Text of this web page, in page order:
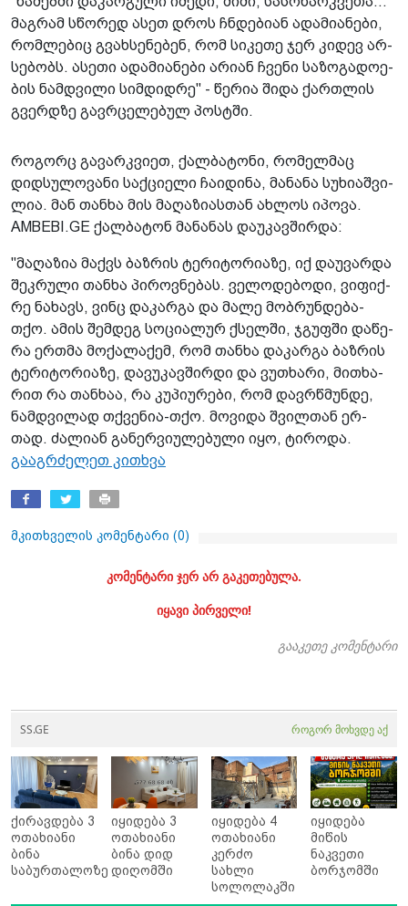
მაგ­რამ სწო­რედ ასეთ დროს ჩნდე­ბი­ან ადა­მი­ა­ნე­ბი,
რომ­ლე­ბიც გვახ­სე­ნე­ბენ, რომ სი­კე­თე ჯერ კი­დევ არ­
სე­ბობს. ასე­თი ადა­მი­ა­ნე­ბი არი­ან ჩვე­ნი სა­ზო­გა­დო­ე­
ბის ნამ­დვი­ლი სიმ­დიდ­რე" - წე­რია შიდა ქარ­თლის
გვერ­დზე გავ­რცე­ლე­ბულ პოს­ტში.
რო­გორც გა­ვარ­კვი­ეთ, ქალ­ბა­ტო­ნი, რო­მელ­მაც
დიდსუ­ლო­ვა­ნი საქ­ცი­ე­ლი ჩა­ი­დი­ნა, მა­ნა­ნა სუ­ხი­აშ­ვი­
ლია. მან თან­ხა მის მა­ღა­ზი­ას­თან ახ­ლოს იპო­ვა.
AMBEBI.GE ქალ­ბა­ტონ მა­ნა­ნას და­უ­კავ­შირ­და:
"მა­ღა­ზია მაქვს ბაზ­რის ტე­რი­ტო­რი­ა­ზე, იქ და­უ­ვარ­და
შეკ­რუ­ლი თან­ხა პი­როვ­ნე­ბას. ვე­ლო­დე­ბო­დი, ვი­ფიქ­
რე ნა­ხავს, ვინც და­კარ­გა და მალე მობ­რუნ­დე­ბა-
თქო. ამის შემ­დეგ სო­ცი­ა­ლურ ქსელ­ში, ჯგუფ­ში და­წე­
რა ერ­თმა მო­ქა­ლა­ქემ, რომ თან­ხა და­კარ­გა ბაზ­რის
ტე­რი­ტო­რი­ა­ზე, და­ვუ­კავ­შირ­დი და ვუ­თხა­რი, მი­თხა­
რით რა თან­ხაა, რა კუ­პი­უ­რე­ბი, რომ დავ­რწმუნ­დე,
ნამ­დვი­ლად თქვე­ნია-თქო. მო­ვი­და შვილ­თან ერ­
თად. ძა­ლი­ან გა­ნერ­ვი­უ­ლე­ბუ­ლი იყო, ტი­რო­და.
გააგრძელეთ კითხვა
მკითხველის კომენტარი (0)
კომენტარი ჯერ არ გაკეთებულა.
იყავი პირველი!
გააკეთე კომენტარი
SS.GE როგორ მოხვდე აქ
ქირავდება 3
ოთახიანი
ბინა
საბურთალოზე
იყიდება 3
ოთახიანი
ბინა დიდ
დიღომში
იყიდება 4
ოთახიანი
კერძო
სახლი
სოლოლაკში
იყიდება
მიწის
ნაკვეთი
ბორჯომში